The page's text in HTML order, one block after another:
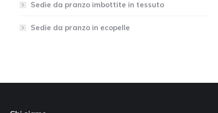
Sedie da pranzo imbottite in tessuto
Sedie da pranzo in ecopelle